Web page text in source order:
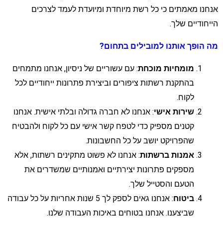
מאמתים כי כל רשת מיוחדת ומיועדת לעמד לצרכים
שלך.
הופך אותנו למובילים בתחום?
מומחיות מוכחת: עם עשוריים של ניסיון, אנחנו מתמחים
בהתקנת רשתות ציפורים וביצירת פתרונות ייחודיים לכל
לקוח.
שירות אישי: אנחנו לא חברה גדולה ובלתי אישית. אנחנו
קטנים מספיק כדי לטפח קשר אישי עם כל לקוח ולהבטיח
שהפרויקט יושב על כל החשבונות.
אמנות ברשתות: אנחנו לא פשוט מתקינים רשתות, אלא
מספקים פתרונות יצירתיים ואמנותיים שמשדרים את
הטעם והסטייל שלך.
ביטוח
: אנחנו גאים לספק לך 5 שנות אחריות על כל עבודה
שביצענו. אנחנו בטוחים באיכות העבודה שלנו.